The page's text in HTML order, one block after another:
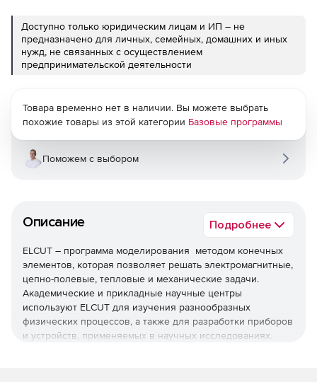
Доступно только юридическим лицам и ИП – не
предназначено для личных, семейных, домашних и иных
нужд, не связанных с осуществлением
предпринимательской деятельности
Описание Подробнее
ELCUT – программа моделирования методом конечных
элементов, которая позволяет решать электромагнитные,
цепно-полевые, тепловые и механические задачи.
Академические и прикладные научные центры
используют ELCUT для изучения разнообразных
физических процессов, а также для разработки приборов
и устройств, применяемых в научных исследованиях.
Товара временно нет в наличии. Вы можете выбрать
похожие товары из этой категории Базовые программы
Поможем с выбором